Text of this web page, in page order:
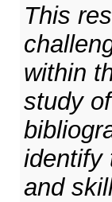
This
within
study
identify
and